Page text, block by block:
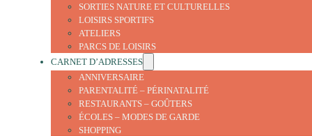
SORTIES NATURE ET CULTURELLES
LOISIRS SPORTIFS
ATELIERS
PARCS DE LOISIRS
CARNET D’ADRESSES
ANNIVERSAIRE
PARENTALITÉ – PÉRINATALITÉ
RESTAURANTS – GOÛTERS
ÉCOLES – MODES DE GARDE
SHOPPING